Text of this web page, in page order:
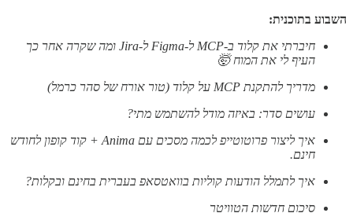
השבוע בתוכנית:
חיברתי את קלוד ב-MCP ל-Figma ל-Jira ומה שקרה אחר כך
העיף לי את המוח 🤯
מדריך להתקנת MCP על קלוד (טור אורח של סהר כרמל)
עושים סדר: באיזה מודל להשתמש מתי?
איך ליצור פרוטוטייפ לכמה מסכים עם Anima + קוד קופון לחודש
חינם.
איך לתמלל הודעות קוליות בוואטסאפ בעברית בחינם ובקלות?
סיכום חדשות הטוויטר